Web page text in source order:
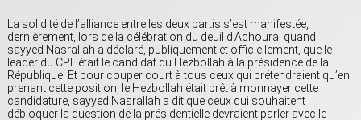
La solidité de l’alliance entre les deux partis s’est manifestée,
dernièrement, lors de la célébration du deuil d’Achoura, quand
sayyed Nasrallah a déclaré, publiquement et officiellement, que le
leader du CPL était le candidat du Hezbollah à la présidence de la
République. Et pour couper court à tous ceux qui prétendraient qu’en
prenant cette position, le Hezbollah était prêt à monnayer cette
candidature, sayyed Nasrallah a dit que ceux qui souhaitent
débloquer la question de la présidentielle devraient parler avec le